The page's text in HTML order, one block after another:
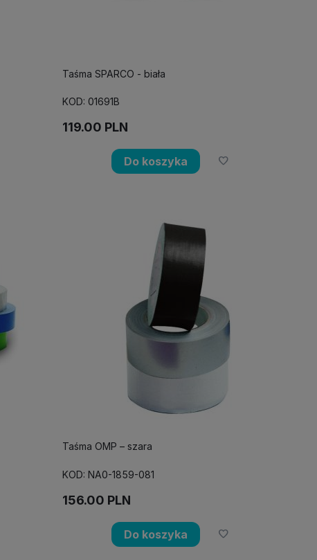
Taśma SPARCO - biała
KOD: 01691B
119.00 PLN
Do koszyka
Taśma OMP – szara
KOD: NA0-1859-081
156.00 PLN
Do koszyka